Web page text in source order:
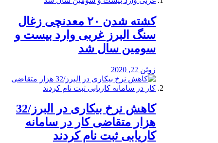
کشته شدن ۲۰ معدنچی زغال
سنگ البرز غربی وارد بیست و
سومین سال شد
ژوئن 22, 2020
کاهش نرخ بیکاری در البرز/32
هزار متقاضی کار در سامانه
کاریابی ثبت نام کردند